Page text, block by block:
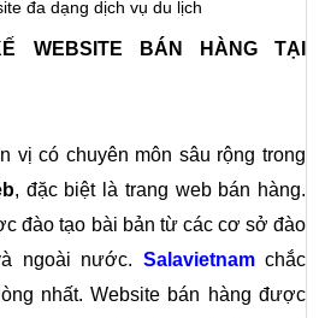
đa dạng dịch vụ du lịch
WEBSITE BÁN HÀNG TẠI
vị có chuyên môn sâu rộng trong
, đặc biệt là trang web bán hàng.
đào tạo bài bản từ các cơ sở đào
ngoài nước. Salavietnam chắc
nhất. Website bán hàng được